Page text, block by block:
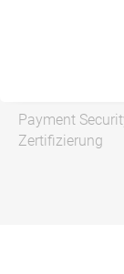
Payment
Zertifizierung